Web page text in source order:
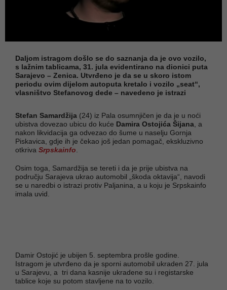
Daljom istragom došlo se do saznanja da je ovo vozilo,
s lažnim tablicama, 31. jula evidentirano na dionici puta
Sarajevo – Zenica. Utvrđeno je da se u skoro istom
periodu ovim dijelom autoputa kretalo i vozilo „seat“,
vlasništvo Stefanovog dede – navedeno je istrazi
Stefan Samardžija (24) iz Pala osumnjičen je da je u noći
ubistva dovezao ubicu do kuće Damira Ostojića Šijana , a
nakon likvidacija ga odvezao do šume u naselju Gornja
Piskavica, gdje ih je čekao još jedan pomagač, ekskluzivno
otkriva Srpskainfo
Osim toga, Samardžija se tereti i da je prije ubistva na
području Sarajeva ukrao automobil „škoda oktavija“, navodi
se u naredbi o istrazi protiv Paljanina, a u koju je Srpskainfo
imala uvid.
Damir Ostojić je ubijen 5. septembra prošle godine.
Istragom je utvrđeno da je sporni automobil ukraden 27. jula
u Sarajevu, a tri dana kasnije ukradene su i registarske
tablice koje su potom stavljene na to vozilo.